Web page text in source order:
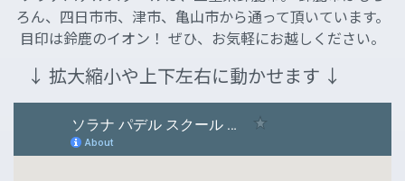
ろん、四日市市、津市、亀山市から通って頂いています。
目印は鈴鹿のイオン！ ぜひ、お気軽にお越しください。
↓ 拡大縮小や上下左右に動かせます ↓